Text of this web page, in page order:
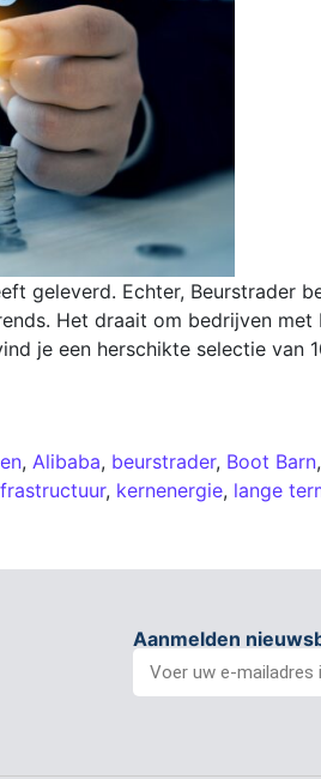
geleverd. Echter, Beurstrader
Het draait om bedrijven
je een herschikte selectie van
, Alibaba, beurstrader, Boot Barn,
, kernenergie, lange
Aanmelden